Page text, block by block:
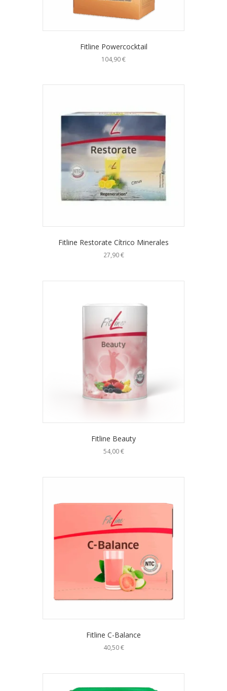
Fitline Powercocktail
104,90€
Fitline Restorate Cítrico Minerales
27,90€
Fitline Beauty
54,00€
Fitline C-Balance
40,50€